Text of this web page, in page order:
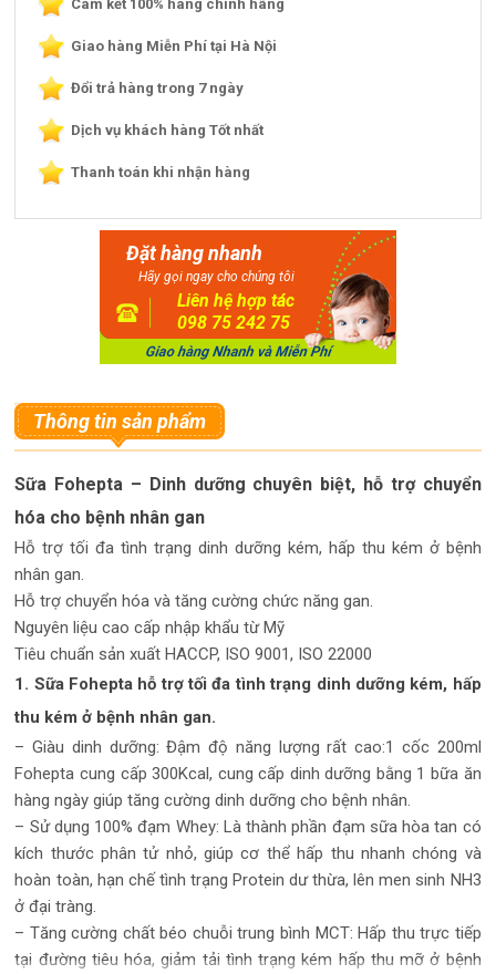
Cam kết 100% hàng chính hãng
Giao hàng Miễn Phí tại Hà Nội
Đổi trả hàng trong 7 ngày
Dịch vụ khách hàng Tốt nhất
Thanh toán khi nhận hàng
Đặt hàng nhanh
Hãy gọi ngay cho chúng tôi
Liên hệ hợp tác
098 75 242 75
Thông tin sản phẩm
Sữa Fohepta – Dinh dưỡng chuyên biệt, hỗ trợ chuyển
hóa cho bệnh nhân gan
Hỗ trợ tối đa tình trạng dinh dưỡng kém, hấp thu kém ở bệnh
nhân gan.
Hỗ trợ chuyển hóa và tăng cường chức năng gan.
Nguyên liệu cao cấp nhập khẩu từ Mỹ
Tiêu chuẩn sản xuất HACCP, ISO 9001, ISO 22000
1. Sữa Fohepta hỗ trợ tối đa tình trạng dinh dưỡng kém, hấp
thu kém ở bệnh nhân gan.
– Giàu dinh dưỡng: Đậm độ năng lượng rất cao:1 cốc 200ml
Fohepta cung cấp 300Kcal, cung cấp dinh dưỡng bằng 1 bữa ăn
hàng ngày giúp tăng cường dinh dưỡng cho bệnh nhân.
– Sử dụng 100% đạm Whey: Là thành phần đạm sữa hòa tan có
kích thước phân tử nhỏ, giúp cơ thể hấp thu nhanh chóng và
hoàn toàn, hạn chế tình trạng Protein dư thừa, lên men sinh NH3
ở đại tràng.
– Tăng cường chất béo chuỗi trung bình MCT: Hấp thu trực tiếp
tại đường tiêu hóa, giảm tải tình trạng kém hấp thu mỡ ở bệnh